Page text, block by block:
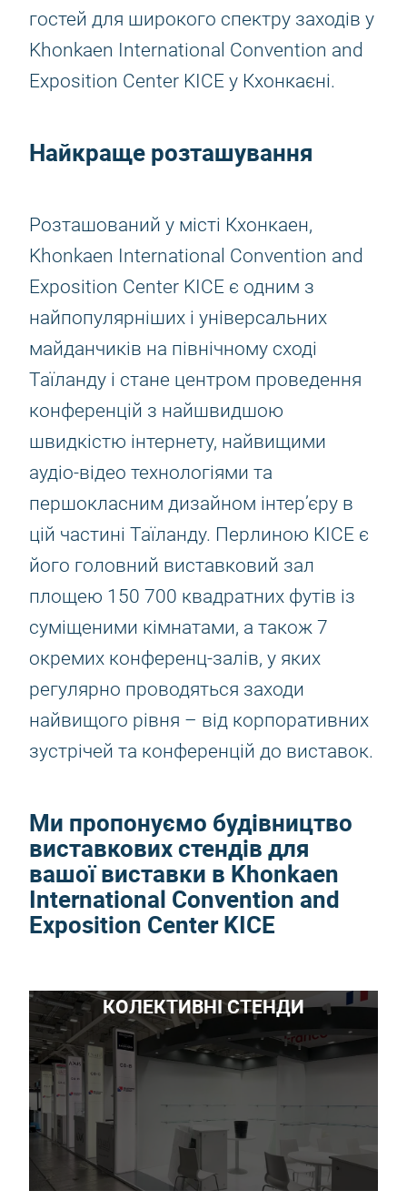
гостей для широкого спектру заходів у
Khonkaen International Convention and
Exposition Center KICE у Кхонкаєні.
Найкраще розташування
Розташований у місті Кхонкаен,
Khonkaen International Convention and
Exposition Center KICE є одним з
найпопулярніших і універсальних
майданчиків на північному сході
Таїланду і стане центром проведення
конференцій з найшвидшою
швидкістю інтернету, найвищими
аудіо-відео технологіями та
першокласним дизайном інтер’єру в
цій частині Таїланду. Перлиною KICE є
його головний виставковий зал
площею 150 700 квадратних футів із
суміщеними кімнатами, а також 7
окремих конференц-залів, у яких
регулярно проводяться заходи
найвищого рівня – від корпоративних
зустрічей та конференцій до виставок.
Ми пропонуємо будівництво
виставкових стендів для
вашої виставки в Khonkaen
International Convention and
Exposition Center KICE
КОЛЕКТИВНІ СТЕНДИ